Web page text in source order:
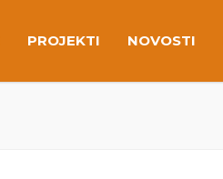
PROJEKTI NOVOSTI